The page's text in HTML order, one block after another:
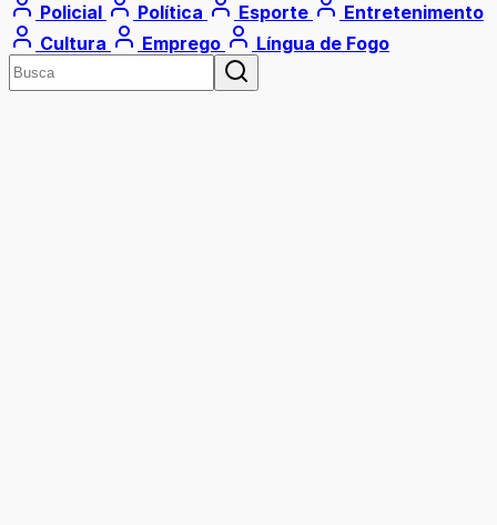
Policial
Política Esporte
Entretenimento
Cultura
Emprego Língua de Fogo